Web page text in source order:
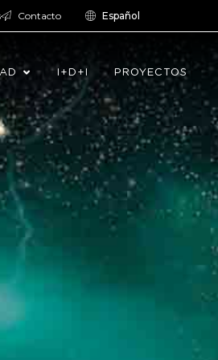
Contacto Español
I+D+I PROYECTOS